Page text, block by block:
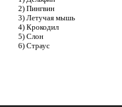
2) Пингвин
3) Летучая мышь
4) Крокодил
5) Слон
6) Страус